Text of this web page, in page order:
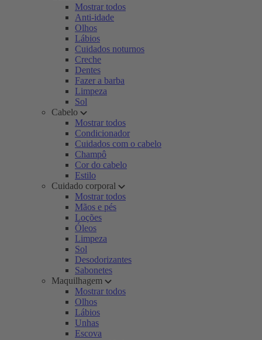
Mostrar todos
Anti-idade
Olhos
Lábios
Cuidados noturnos
Creche
Dentes
Fazer a barba
Limpeza
Sol
Cabelo
Mostrar todos
Condicionador
Cuidados com o cabelo
Champô
Cor do cabelo
Estilo
Cuidado corporal
Mostrar todos
Mãos e pés
Loções
Óleos
Limpeza
Sol
Desodorizantes
Sabonetes
Maquilhagem
Mostrar todos
Olhos
Lábios
Unhas
Escova